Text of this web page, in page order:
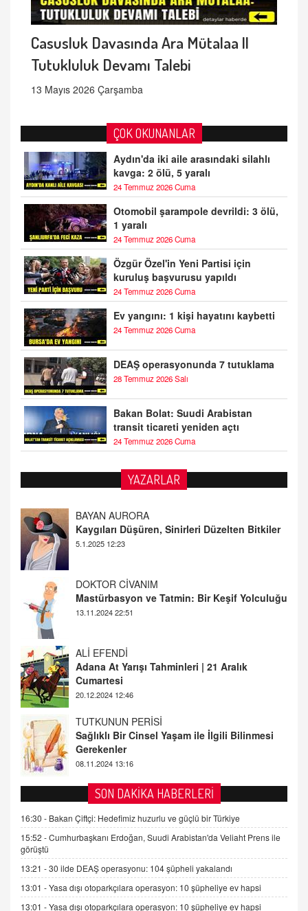
Casusluk Davasında Ara Mütalaa ||
Tutukluluk Devamı Talebi
13 Mayıs 2026 Çarşamba
ÇOK OKUNANLAR
Aydın'da iki aile arasındaki silahlı
kavga: 2 ölü, 5 yaralı
24 Temmuz 2026 Cuma
Otomobil şarampole devrildi: 3 ölü,
1 yaralı
24 Temmuz 2026 Cuma
Özgür Özel'in Yeni Partisi için
kuruluş başvurusu yapıldı
24 Temmuz 2026 Cuma
Ev yangını: 1 kişi hayatını kaybetti
24 Temmuz 2026 Cuma
DEAŞ operasyonunda 7 tutuklama
28 Temmuz 2026 Salı
Bakan Bolat: Suudi Arabistan
transit ticareti yeniden açtı
24 Temmuz 2026 Cuma
YAZARLAR
DOKTOR CİVANIM
Mastürbasyon ve Tatmin: Bir Keşif Yolculuğu
13.11.2024 22:51
ALİ EFENDİ
Adana At Yarışı Tahminleri | 21 Aralık
Cumartesi
TUTKUNUN PERİSİ
Sağlıklı Bir Cinsel Yaşam ile İlgili Bilinmesi
Gerekenler
08.11.2024 13:16
FARUK ÖNALAN
Tezkere Onaylanmasaydı…
2 Kasım 2021 Salı 00:11
AV. DOĞAN CAN DOĞAN
Kişisel verilerin korunması ve dijital hukukun
gelişimi
15.09.2025 16:17
SEHER EREK
Kış Ayları Geldi, Hangi Önlemler Alınmalı?
9.12.2025 10:11
SON DAKİKA HABERLERİ
16:30 - Bakan Çiftçi: Hedefimiz huzurlu ve güçlü bir Türkiye
15:52 -Cumhurbaşkanı Erdoğan, Suudi Arabistan'da Veliaht Prens ile
görüştü
13:21 -30 ilde DEAŞ operasyonu: 104 şüpheli yakalandı
13:01 -Yasa dışı otoparkçılara operasyon: 10 şüpheliye ev hapsi
13:01 -Yasa dışı otoparkçılara operasyon: 10 şüpheliye ev hapsi